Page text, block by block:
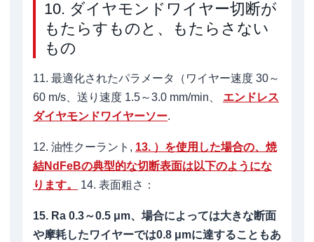
10. ダイヤモンドワイヤー切断が
もたらすものと、もたらさない
もの
11. 最適化されたパラメータ（ワイヤー速度 30～
60 m/s、送り速度 1.5～3.0 mm/min、 エンドレス
ダイヤモンドワイヤーソー.
12. 油性クーラント, 13. ）を使用した場合の、焼
結NdFeBの典型的な切断表面は以下のようにな
ります。
14. 表面粗さ：
15. Ra 0.3～0.5 μm、場合によっては大きな断面
や摩耗したワイヤーでは0.8 μmに達することもあ